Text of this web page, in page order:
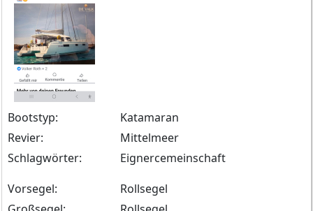
Bootstyp:
Katamaran
Revier:
Mittelmeer
Schlagwörter:
Eignercemeinschaft
Vorsegel:
Rollsegel